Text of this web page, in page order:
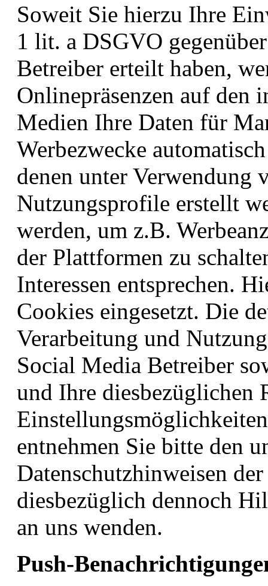
Soweit Sie hierzu Ihre
1 lit. a DSGVO
Betreiber erteilt haben,
Onlinepräsenzen auf den
Medien Ihre Daten für
Werbezwecke
denen unter Verwendung
Nutzungsprofile erstellt
werden, um z.B.
der Plattformen zu
Interessen entsprechen.
Cookies eingesetzt. Die
Verarbeitung und
Social Media Betreiber
und Ihre diesbezüglichen
entnehmen Sie bitte den
Datenschutzhinweisen
diesbezüglich dennoch
an uns wenden.
Push-